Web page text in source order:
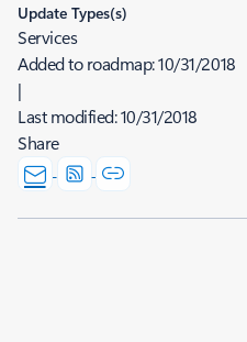
Update Types(s)
Services
Added to roadmap:10/31/2018
|
Last modified:10/31/2018
Share